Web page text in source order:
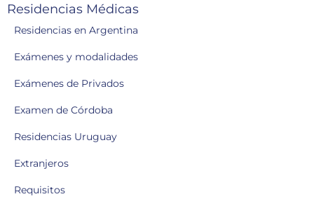
Residencias Médicas
Residencias en Argentina
Exámenes y modalidades
Exámenes de Privados
Examen de Córdoba
Residencias Uruguay
Extranjeros
Requisitos